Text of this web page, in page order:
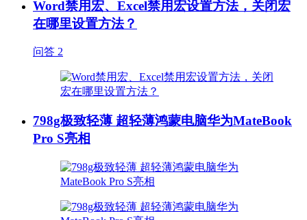
Word禁用宏、Excel禁用宏设置方法，关闭宏
在哪里设置方法？
问答 2
798g极致轻薄 超轻薄鸿蒙电脑华为MateBook
Pro S亮相